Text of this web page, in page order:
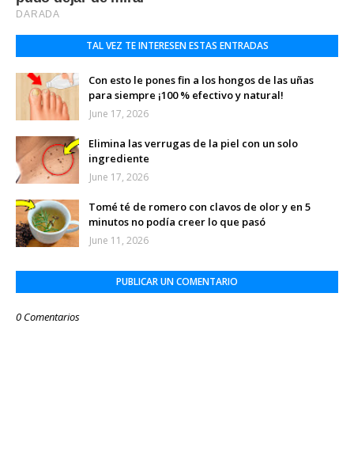
TAL VEZ TE INTERESEN ESTAS ENTRADAS
Con esto le pones fin a los hongos de las uñas
para siempre ¡100 % efectivo y natural!
June 17, 2026
Elimina las verrugas de la piel con un solo
ingrediente
June 17, 2026
Tomé té de romero con clavos de olor y en 5
minutos no podía creer lo que pasó
June 11, 2026
PUBLICAR UN COMENTARIO
0 Comentarios